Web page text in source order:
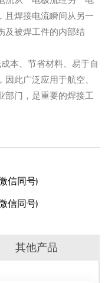
且焊接电流瞬间从另一
及被焊工件的内部结
本、节省材料、易于自
此广泛应用于航空、
部门，是重要的焊接工
信同号)、
信同号)
其他产品